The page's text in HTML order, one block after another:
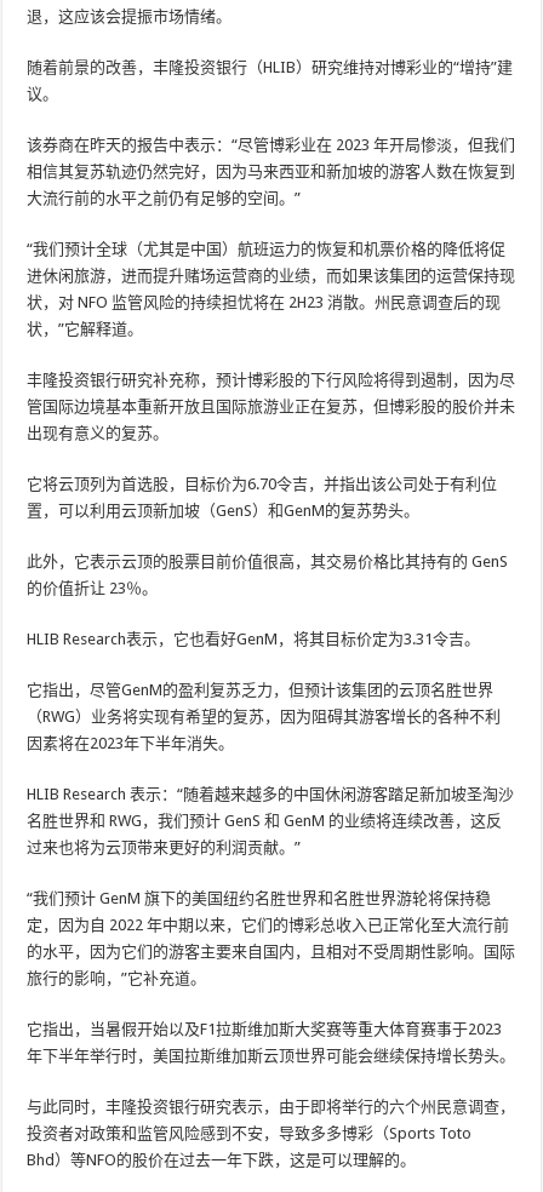
退，这应该会提振市场情绪。
随着前景的改善，丰隆投资银行（HLIB）研究维持对博彩业的“增持”建
议。
该券商在昨天的报告中表示：“尽管博彩业在 2023 年开局惨淡，但我们
相信其复苏轨迹仍然完好，因为马来西亚和新加坡的游客人数在恢复到
大流行前的水平之前仍有足够的空间。”
“我们预计全球（尤其是中国）航班运力的恢复和机票价格的降低将促
进休闲旅游，进而提升赌场运营商的业绩，而如果该集团的运营保持现
状，对 NFO 监管风险的持续担忧将在 2H23 消散。州民意调查后的现
状，”它解释道。
丰隆投资银行研究补充称，预计博彩股的下行风险将得到遏制，因为尽
管国际边境基本重新开放且国际旅游业正在复苏，但博彩股的股价并未
出现有意义的复苏。
它将云顶列为首选股，目标价为6.70令吉，并指出该公司处于有利位
置，可以利用云顶新加坡（GenS）和GenM的复苏势头。
此外，它表示云顶的股票目前价值很高，其交易价格比其持有的 GenS
的价值折让 23％。
HLIB Research表示，它也看好GenM，将其目标价定为3.31令吉。
它指出，尽管GenM的盈利复苏乏力，但预计该集团的云顶名胜世界
（RWG）业务将实现有希望的复苏，因为阻碍其游客增长的各种不利
因素将在2023年下半年消失。
HLIB Research 表示：“随着越来越多的中国休闲游客踏足新加坡圣淘沙
名胜世界和 RWG，我们预计 GenS 和 GenM 的业绩将连续改善，这反
过来也将为云顶带来更好的利润贡献。”
“我们预计 GenM 旗下的美国纽约名胜世界和名胜世界游轮将保持稳
定，因为自 2022 年中期以来，它们的博彩总收入已正常化至大流行前
的水平，因为它们的游客主要来自国内，且相对不受周期性影响。国际
旅行的影响，”它补充道。
它指出，当暑假开始以及F1拉斯维加斯大奖赛等重大体育赛事于2023
年下半年举行时，美国拉斯维加斯云顶世界可能会继续保持增长势头。
与此同时，丰隆投资银行研究表示，由于即将举行的六个州民意调查，
投资者对政策和监管风险感到不安，导致多多博彩（Sports Toto
Bhd）等NFO的股价在过去一年下跌，这是可以理解的。